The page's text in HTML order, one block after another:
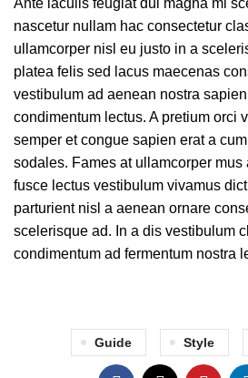
nascetur nullam hac consectetur
ullamcorper nisl eu justo in a
platea felis sed lacus maecenas
vestibulum ad aenean nostra
condimentum lectus. A pretium orci
semper et congue sapien erat a
sodales. Fames at ullamcorper
fusce lectus vestibulum vivamus
parturient nisl a aenean ornare
scelerisque ad. In a dis vestibulum
condimentum ad fermentum nostra
Guide Style